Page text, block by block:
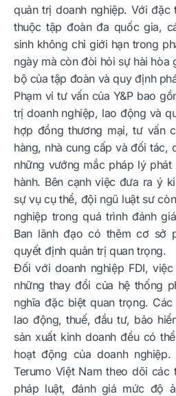
quản trị doanh nghiệp. Với đặc
thuộc tập đoàn đa quốc gia,
sinh không chỉ giới hạn trong
ngày mà còn đòi hỏi sự hài hòa
bộ của tập đoàn và quy định
Phạm vi tư vấn của Y&P bao
trị doanh nghiệp, lao động và
hợp đồng thương mại, tư vấn
hàng, nhà cung cấp và đối tác,
những vướng mắc pháp lý
hành. Bên cạnh việc đưa ra ý
sự vụ cụ thể, đội ngũ luật sư
nghiệp trong quá trình đánh
Ban lãnh đạo có thêm cơ sở
quyết định quản trị quan trọng.
Đối với doanh nghiệp FDI,
những thay đổi của hệ thống
nghĩa đặc biệt quan trọng.
lao động, thuế, đầu tư, bảo
sản xuất kinh doanh đều có
hoạt động của doanh
Terumo Việt Nam theo dõi các
pháp luật, đánh giá mức độ